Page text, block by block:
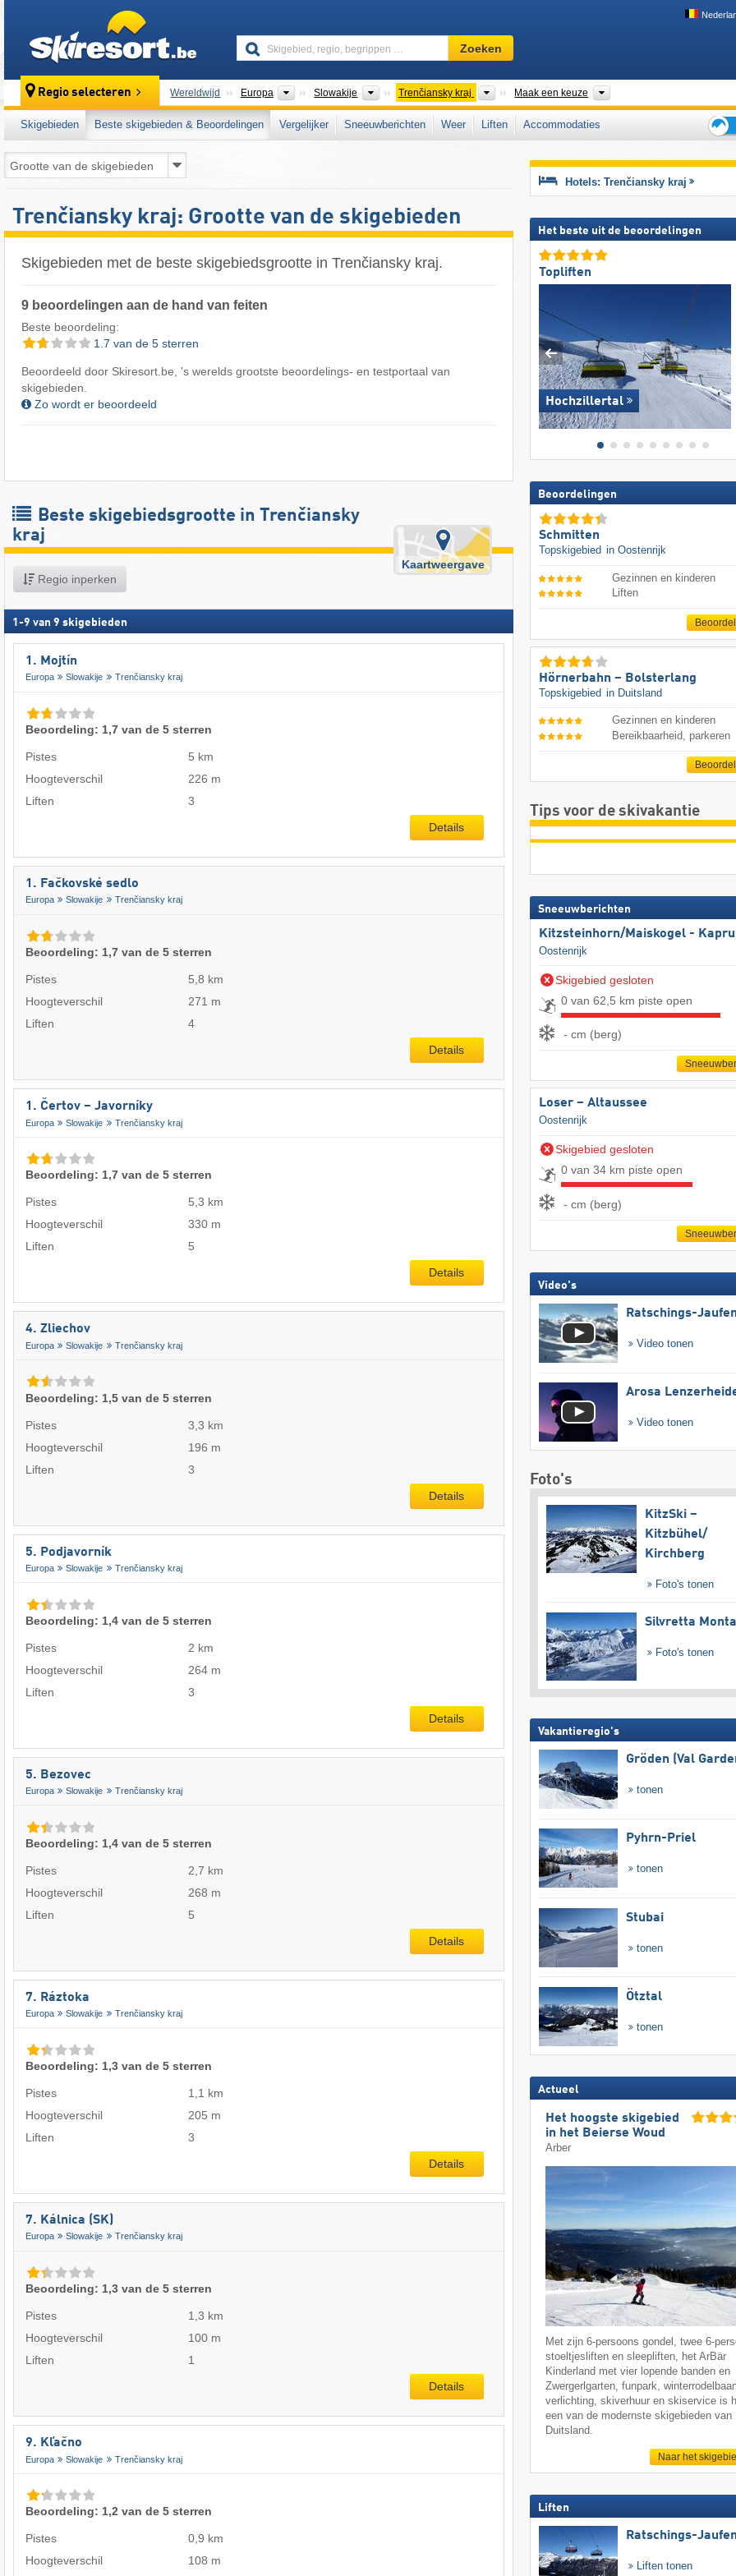
Skigebied,
regio,
…
Zoeken
Regio selecteren Wereldwijd Europa Continenten
Slowakije LandenTrenčiansky kraj Districten
Maak een keuze
Skigebieden Beste skigebieden & Beoordelingen Vergelijker Sneeuwberichten Weer Liften
Accommodaties
voor
Trenčiansky kraj: Grootte van de skigebieden
Skigebieden met de beste skigebiedsgrootte in Trenčiansky kraj.
9 beoordelingen aan de hand van feiten
Beste beoordeling:
1.7 van de 5 sterren
Beoordeeld door Skiresort.be, 's werelds grootste beoordelings- en testportaal van
skigebieden.
Zo wordt er beoordeeld
Beste skigebiedsgrootte in Trenčiansky
kraj
Regio inperken
Kaartweergave
1 -9 van 9 skigebieden
1. Mojtín
Europa Slowakije Trenčiansky kraj
Beoordeling: 1,7 van de 5 sterren
Pistes
5 km
Hoogteverschil
226 m
Liften
3
Details
1. Fačkovské sedlo
Europa Slowakije Trenčiansky kraj
Beoordeling: 1,7 van de 5 sterren
Pistes
5,8 km
Hoogteverschil
271 m
Liften
4
Details
1. Čertov – Javorníky
Europa Slowakije Trenčiansky kraj
Beoordeling: 1,7 van de 5 sterren
Pistes
5,3 km
Hoogteverschil
330 m
Liften
5
Details
4. Zliechov
Europa Slowakije Trenčiansky kraj
Beoordeling: 1,5 van de 5 sterren
Pistes
3,3 km
Hoogteverschil
196 m
Liften
3
Details
5. Podjavorník
Europa Slowakije Trenčiansky kraj
Beoordeling: 1,4 van de 5 sterren
Pistes
2 km
Hoogteverschil
264 m
Liften
3
Details
5. Bezovec
Europa Slowakije Trenčiansky kraj
Beoordeling: 1,4 van de 5 sterren
Pistes
2,7 km
Hoogteverschil
268 m
Liften
5
Details
7. Ráztoka
Europa Slowakije Trenčiansky kraj
Beoordeling: 1,3 van de 5 sterren
Pistes
1,1 km
Hoogteverschil
205 m
Liften
3
Details
7. Kálnica (SK)
Europa Slowakije Trenčiansky kraj
Beoordeling: 1,3 van de 5 sterren
Pistes
1,3 km
Hoogteverschil
100 m
Liften
1
Details
9. Kľačno
Europa Slowakije Trenčiansky kraj
Beoordeling: 1,2 van de 5 sterren
Pistes
0,9 km
Hoogteverschil
108 m
Hotels: Trenčiansky kraj
Het beste uit de beoordelingen
Topliften
Hochzillertal
Beoordelingen
Schmitten
Topskigebied in Oostenrijk
Gezinnen en kinderen
Liften
Hörnerbahn – Bolsterlang
Topskigebied in Duitsland
Gezinnen en kinderen
Bereikbaarheid, parkeren
Tips voor de skivakantie
Sneeuwberichten
Kitzsteinhorn/​Maiskogel -
Oostenrijk
Skigebied gesloten
0 van 62,5 km piste open
- cm (berg)
Loser – Altaussee
Oostenrijk
Skigebied gesloten
0 van 34 km piste open
- cm (berg)
Video's
Ratschings-Jaufen
Video tonen
Arosa
Video tonen
Foto's
KitzSki –
Kitzbühel/​
Kirchberg
Foto's tonen
Silvretta
Foto's tonen
Vakantieregio's
Gröden (Val
tonen
Pyhrn-Priel
tonen
Stubai
tonen
Ötztal
tonen
Actueel
Het hoogste skigebied
in het Beierse Woud
Arber
Met zijn 6-persoons gondel, twee 6-
stoeltjesliften en sleepliften, het ArBär
Kinderland met vier lopende banden en
Zwergerlgarten, funpark,
verlichting, skiverhuur en skiservice is
een van de modernste skigebieden van
Duitsland.
Naar het
Liften
Ratschings-Jaufen
Liften tonen